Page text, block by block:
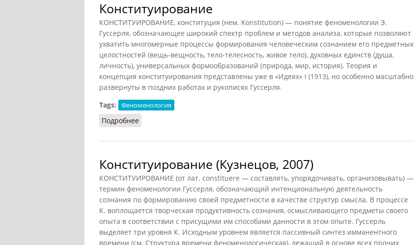
Конституирование
КОНСТИТУИРОВАНИЕ, конституция (нем. Konstitution) — понятие феноменологии Э.
Гуссерля, обозначающее широкий спектр проблем и методов анализа, которые позволяют
ухватить многомерные процессы формирования человеческим сознанием его предметных
целостностей (вещь-вещность, тело-телесность, живое тело), духовных единств (душа,
личность), универсальных формообразований (природа, мир, история). Теория и
концепция конституирования представлены уже в «Идеях» I (1913), но особенно масштабно
развернуты в поздних работах и рукописях Гуссерля.
Tags:
Феноменология
Подробнее
Конституирование (Кузнецов, 2007)
КОНСТИТУИРОВАНИЕ (от лат. constituere — составлять, упорядочивать, организовывать) —
термин феноменологии Гуссерля, обозначающий интенциональную деятельность
сознания по формированию своей предметности в качестве структур смысла. В процессе
К. воплощается творческая продуктивность сознания, осмысливающего предметы своего
опыта в соответствии с присущими им способами данности в этом опыте. Гуссерль
выделяет три уровня К. Исходным уровнем является пассивный синтез имманентного
времени (см. Структура времени феноменологическая), лежащий в основе всех прочих